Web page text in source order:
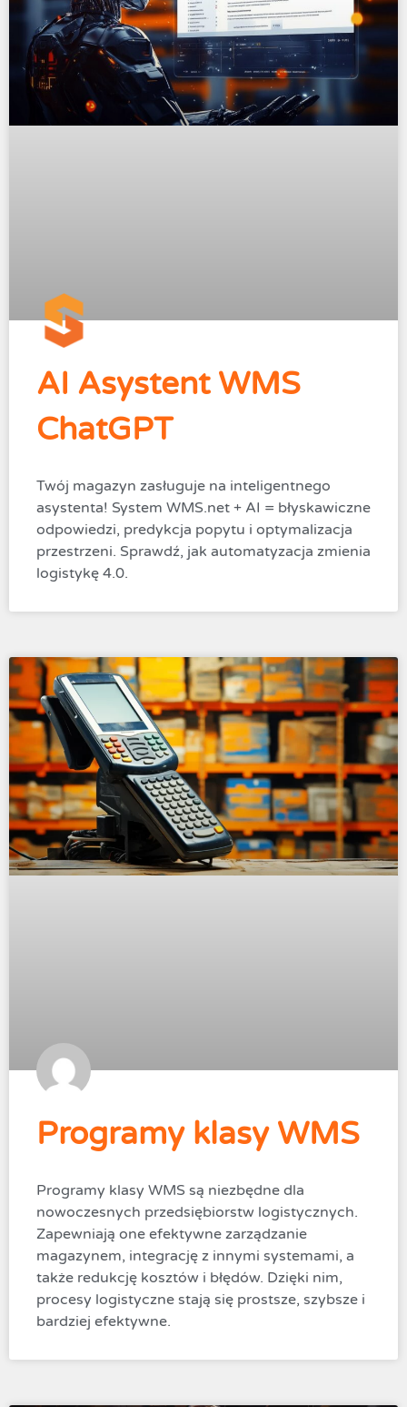
AI Asystent WMS
ChatGPT
Twój magazyn zasługuje na inteligentnego
asystenta! System WMS.net + AI = błyskawiczne
odpowiedzi, predykcja popytu i optymalizacja
przestrzeni. Sprawdź, jak automatyzacja zmienia
logistykę 4.0.
Programy klasy WMS
Programy klasy WMS są niezbędne dla
nowoczesnych przedsiębiorstw logistycznych.
Zapewniają one efektywne zarządzanie
magazynem, integrację z innymi systemami, a
także redukcję kosztów i błędów. Dzięki nim,
procesy logistyczne stają się prostsze, szybsze i
bardziej efektywne.